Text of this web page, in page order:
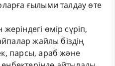
ғылыми талдау өте
өмір сүріп,
жайлы біздің
парсы, араб және